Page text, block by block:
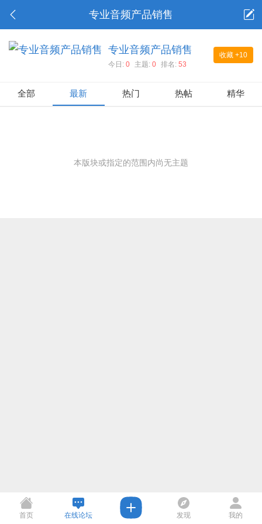
专业音频产品销售
收藏 +10
专业音频产品销售
今日: 0 主题: 0 排名: 53
全部 最新 热门 热帖 精华
本版块或指定的范围内尚无主题
首页 在线论坛 发现 我的